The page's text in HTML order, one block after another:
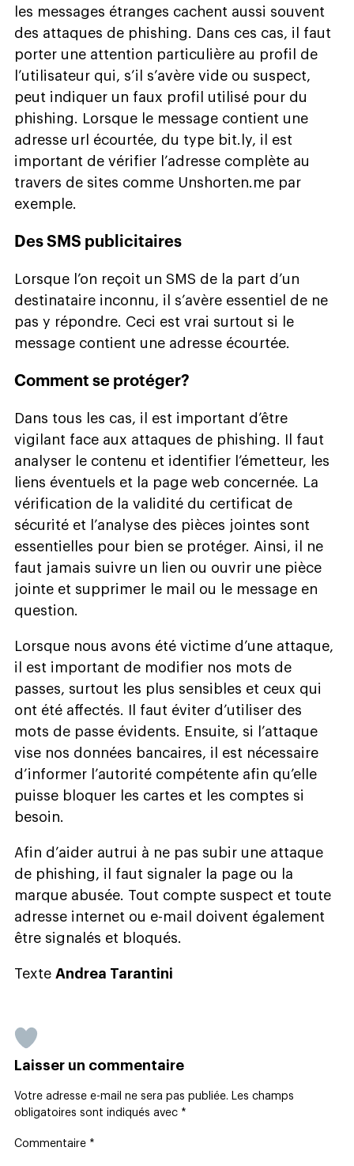
les messages étranges cachent aussi souvent
des attaques de phishing. Dans ces cas, il faut
porter une attention particulière au profil de
l’utilisateur qui, s’il s’avère vide ou suspect,
peut indiquer un faux profil utilisé pour du
phishing. Lorsque le message contient une
adresse url écourtée, du type bit.ly, il est
important de vérifier l’adresse complète au
travers de sites comme Unshorten.me par
exemple.
Des SMS publicitaires
Lorsque l’on reçoit un SMS de la part d’un
destinataire inconnu, il s’avère essentiel de ne
pas y répondre. Ceci est vrai surtout si le
message contient une adresse écourtée.
Comment se protéger?
Dans tous les cas, il est important d’être
vigilant face aux attaques de phishing. Il faut
analyser le contenu et identifier l’émetteur, les
liens éventuels et la page web concernée. La
vérification de la validité du certificat de
sécurité et l’analyse des pièces jointes sont
essentielles pour bien se protéger. Ainsi, il ne
faut jamais suivre un lien ou ouvrir une pièce
jointe et supprimer le mail ou le message en
question.
Lorsque nous avons été victime d’une attaque,
il est important de modifier nos mots de
passes, surtout les plus sensibles et ceux qui
ont été affectés. Il faut éviter d’utiliser des
mots de passe évidents. Ensuite, si l’attaque
vise nos données bancaires, il est nécessaire
d’informer l’autorité compétente afin qu’elle
puisse bloquer les cartes et les comptes si
besoin.
Afin d’aider autrui à ne pas subir une attaque
de phishing, il faut signaler la page ou la
marque abusée. Tout compte suspect et toute
adresse internet ou e-mail doivent également
être signalés et bloqués.
Texte Andrea Tarantini
Laisser un commentaire
Votre adresse e-mail ne sera pas publiée. Les champs
obligatoires sont indiqués avec *
Commentaire *